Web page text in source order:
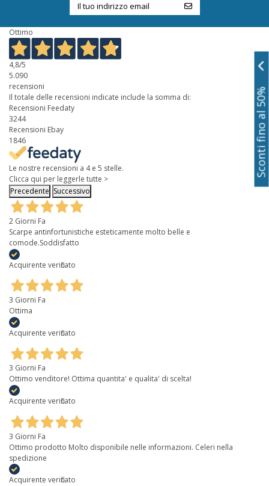
Ottimo
4,8/5
5.090
recensioni
Il totale delle recensioni indicate include la somma di:
Recensioni Feedaty
3244
Recensioni Ebay
1846
Le nostre recensioni a 4 e 5 stelle.
Clicca qui per leggerle tutte >
Precedente Successivo
2 Giorni Fa
Scarpe antinfortunistiche esteticamente molto belle e
comode.Soddisfatto
Acquirente verificato
3 Giorni Fa
Ottima
Acquirente verificato
3 Giorni Fa
Ottimo venditore! Ottima quantita' e qualita' di scelta!
Acquirente verificato
3 Giorni Fa
Ottimo prodotto Molto disponibile nelle informazioni. Celeri nella
spedizione
Acquirente verificato
Sconti fino al 50%